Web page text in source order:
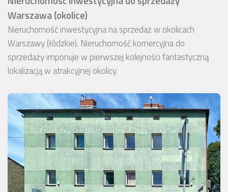
Warszawa (okolice)
Nieruchomość inwestycyjna na sprzedaż w okolicach
Warszawy (łódzkie). Nieruchomość komercyjna do
sprzedaży imponuje w pierwszej kolejności fantastyczną
lokalizacją w atrakcyjnej okolicy.